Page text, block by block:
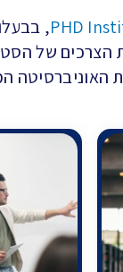
,
של
האוניברסיטה